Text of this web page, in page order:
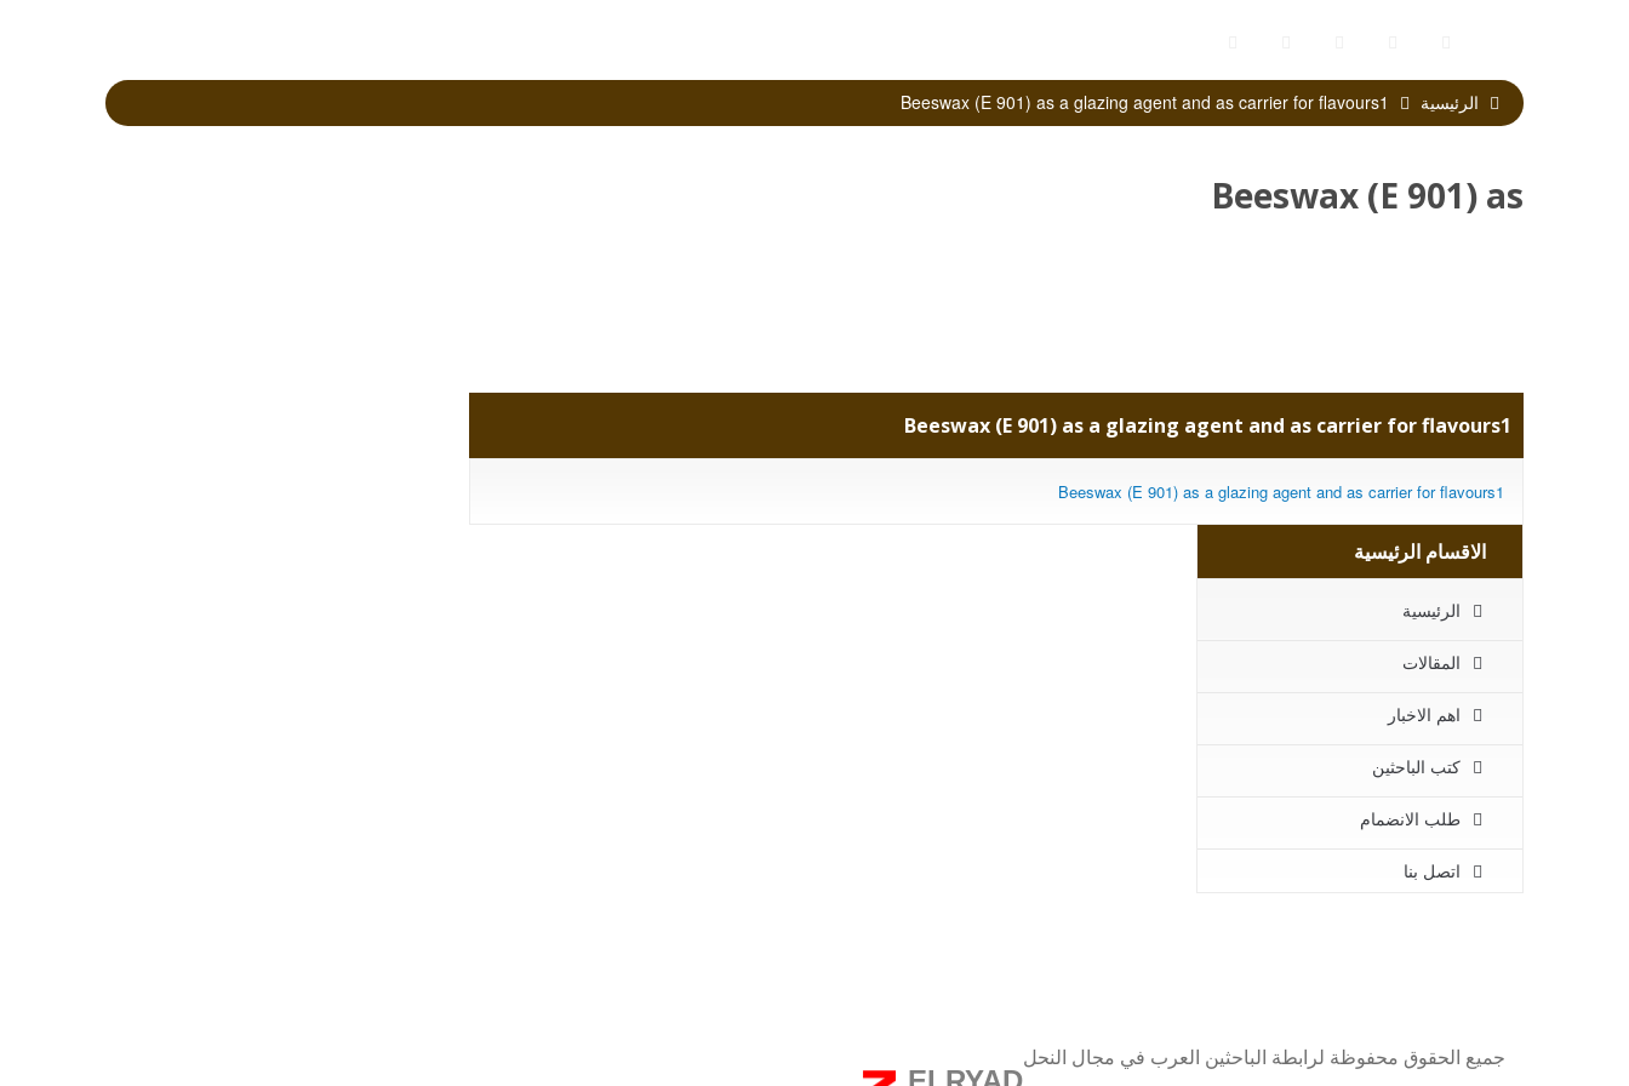
الرئيسية
Beeswax (E 901) as
flavours1
Beeswax (E 901) as a glazing agent and as carrier for flavours1
Beeswax (E 901) as a glazing agent and as carrier for flavours1
الاقسام الرئيسية
الرئيسية
المقالات
اهم الاخبار
كتب الباحثين
طلب الانضمام
اتصل بنا
جميع الحقوق محفوظة لرابطة الباحثين العرب في مجال النحل